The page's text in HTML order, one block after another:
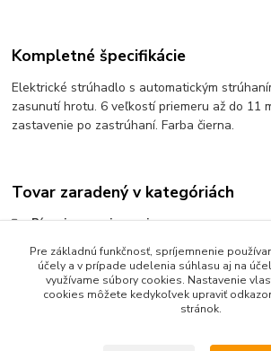
Kompletné špecifikácie
Elektrické strúhadlo s automatickým
zasunutí hrotu. 6 veľkostí priemeru až do 11
zastavenie po zastrúhaní. Farba čierna.
Tovar zaradený v kategóriách
Písanie a popisovanie
Gumy, strúhadlá a pravítka
Strúhadlá
Pre základnú funkčnosť, spríjemnenie
účely a v prípade udelenia súhlasu aj na
využívame súbory cookies. Nastavenie
cookies môžete kedykoľvek upraviť
stránok.